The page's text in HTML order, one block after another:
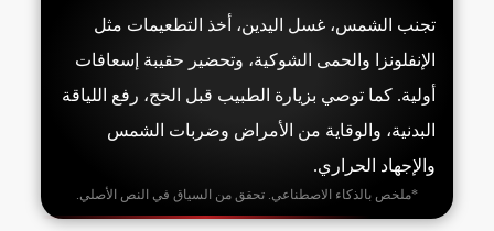
تجنب الشمس، غسل اليدين، أخذ التطعيمات مثل
الإنفلونزا والحمى الشوكية، وتحضير حقيبة إسعافات
أولية. كما توصي بزيارة الطبيب قبل الحج، رفع اللياقة
البدنية، والوقاية من الأمراض وضربات الشمس
والإجهاد الحراري.
*ملخص بالذكاء الاصطناعي. تحقق من السياق في النص الأصلي.